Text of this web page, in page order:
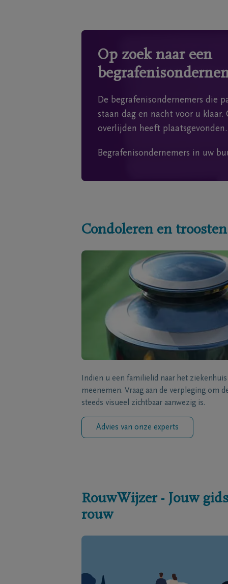
Op zoek naar een
De begrafenisondernemers die
staan dag en nacht voor u klaar.
overlijden heeft plaatsgevonden.
Begrafenisondernemers in uw
Condoleren en
Indien u een familielid naar het
meenemen. Vraag aan de verpleging om
steeds visueel zichtbaar aanwezig is.
Advies van onze experts
RouwWijzer - Jouw
rouw